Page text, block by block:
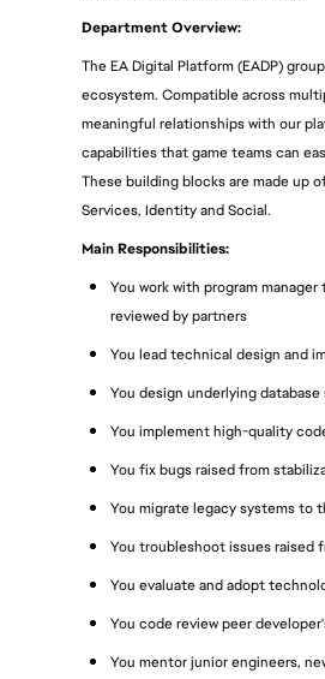
Department Overview:
The EA Digital Platform (EADP)
ecosystem. Compatible across
meaningful relationships with our
capabilities that game teams can
These building blocks are made up
Services, Identity and Social.
Main Responsibilities:
You work with program
reviewed by partners
You lead technical design and
You design underlying
You implement high-quality
You fix bugs raised from
You migrate legacy systems to
You troubleshoot issues raised
You evaluate and adopt
You code review peer
You mentor junior engineers,